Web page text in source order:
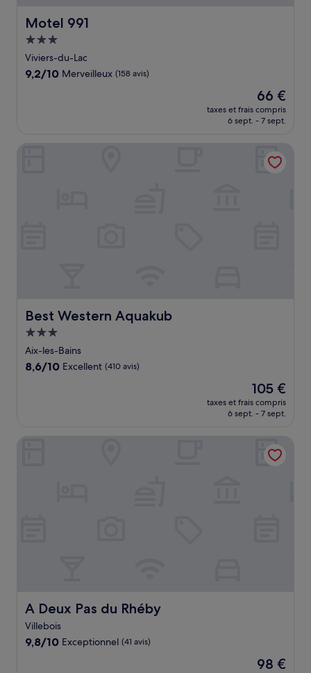
Motel 991
Motel 991
Hébergement
3.0 étoiles
Viviers-du-Lac
9.2
9,2/10 Merveilleux (158 avis)
Le
nouveau
prix
de
66 €
66 €
taxes et frais compris
6 sept. - 7 sept.
Best Western Aquakub
Best Western Aquakub
Hébergement
3.0 étoiles
Aix-les-Bains
8.6
8,6/10 Excellent (410 avis)
Le
nouveau
prix
de
105 €
105 €
taxes et frais compris
6 sept. - 7 sept.
A Deux Pas du Rhéby
A Deux Pas du Rhéby
Villebois
9.8
9,8/10 Exceptionnel (41 avis)
Le
98 €